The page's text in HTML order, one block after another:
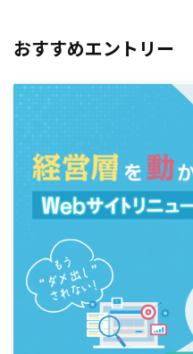
おすすめエントリー